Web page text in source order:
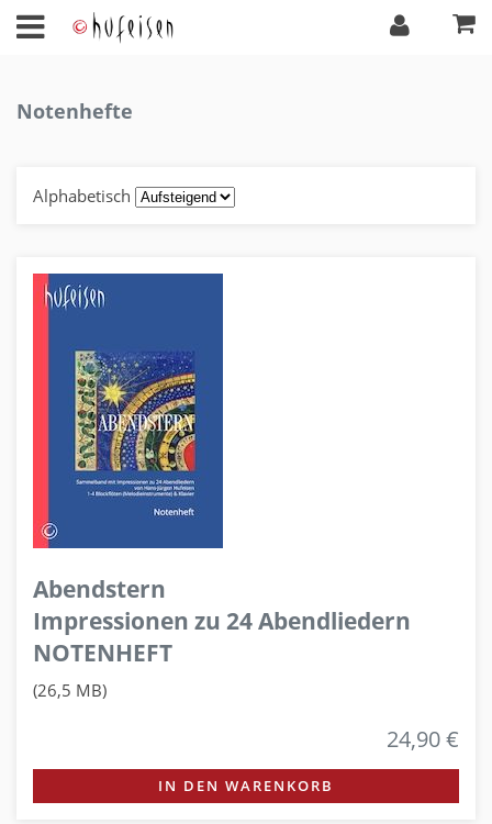
Notenhefte
Alphabetisch
Abendstern
Impressionen zu 24 Abendliedern
NOTENHEFT
(26,5 MB)
24,90 €
IN DEN WARENKORB